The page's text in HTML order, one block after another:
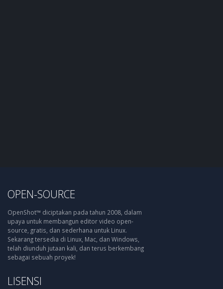
OPEN-SOURCE
OpenShot™ diciptakan pada tahun 2008, dalam
upaya untuk membangun editor video open-
source, gratis, dan sederhana untuk Linux.
Sekarang tersedia di Linux, Mac, dan Windows,
telah diunduh jutaan kali, dan terus berkembang
sebagai sebuah proyek!
LISENSI